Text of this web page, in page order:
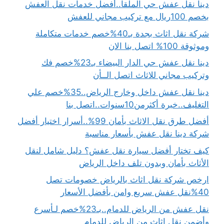
دينا نقل عفش حي الملقا..أفضل خدمات نقل العفش
بخصم 100ريال مع تركيب مجاني للعفش
شركة نقل اثاث بجدة بـ40%خصم خدمات متكاملة
وموثوقة 100% اتصل بنا الان
دينا نقل عفش حي الدار البيضاء بـ23%خصم فك
وتركيب مجاني للاثاث اتصل الــأن
دينا نقل عفش داخل وخارج الرياض..35%خصم علي
التغليف..خبرة أكثرمن10سنوات..اتصل بنا
أفضل طرق نقل الاثاث بأمان 99%..أسرار اختيار أفضل
شركة دينا نقل عفش بأسعار مناسبة
كيف تختار أفضل سيارة نقل عفش؟ دليل شامل لنقل
الأثاث بأمان وبدون تلف داخل الرياض
ارخص شركة نقل اثاث بالرياض خصومات تصل
40%نقل عفش سريع وامن بأفضل الأسعار
نقل عفش من الرياض للدمام..بـ23%خصم لـأسرع
وأضمن نقل اثاث من الرياض للدمام